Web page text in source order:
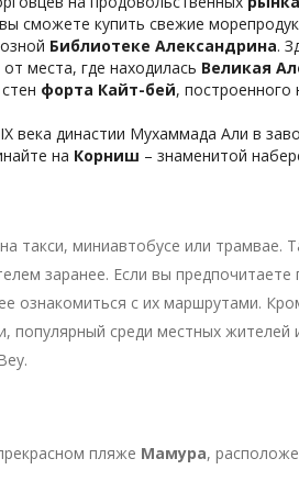
сможете купить свежие
Библиотеке Александрина.
места, где находилась Великая
форта Кайт-бей, построенного
века династии Мухаммада Али в
на Корниш – знаменитой
такси, миниавтобусе или
заранее. Если вы
ознакомиться с их маршрутами.
популярный среди местных
пляже Мамура,